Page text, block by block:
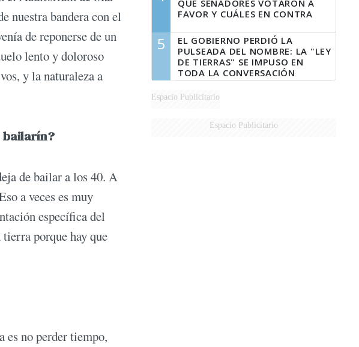
nuestra bandera con el
de reponerse de un
lento y doloroso
y la naturaleza a
bailarín?
de bailar a los 40. A
a veces es muy
específica del
porque hay que
es no perder tiempo,
QUÉ SENADORES VOTARON A
FAVOR Y CUÁLES EN CONTRA
5
EL GOBIERNO PERDIÓ LA
PULSEADA DEL NOMBRE: LA "LEY
DE TIERRAS" SE IMPUSO EN
TODA LA CONVERSACIÓN
DIGITAL
Espacio Publicitario
Espacio Publicitario